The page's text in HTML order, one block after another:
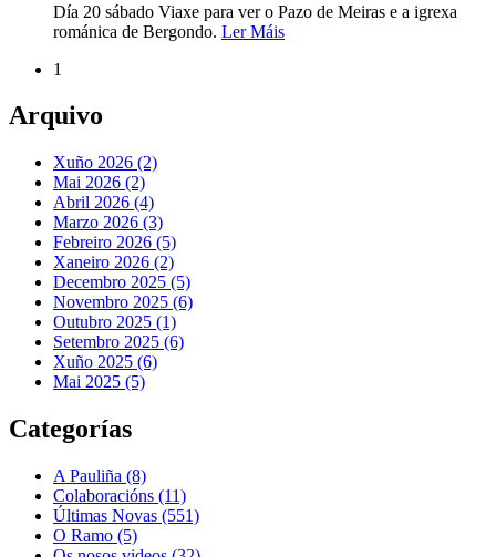
Día 20 sábado Viaxe para ver o Pazo de Meiras e a igrexa
románica de Bergondo. Ler Máis
1
Arquivo
Xuño 2026 (2)
Mai 2026 (2)
Abril 2026 (4)
Marzo 2026 (3)
Febreiro 2026 (5)
Xaneiro 2026 (2)
Decembro 2025 (5)
Novembro 2025 (6)
Outubro 2025 (1)
Setembro 2025 (6)
Xuño 2025 (6)
Mai 2025 (5)
Categorías
A Pauliña (8)
Colaboracións (11)
Últimas Novas (551)
O Ramo (5)